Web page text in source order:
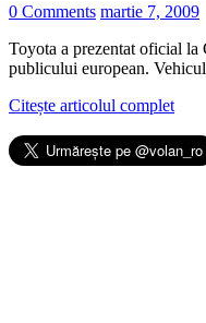
0 Comments martie 7, 2009
Toyota a prezentat oficial la
publicului european.
Citește articolul complet